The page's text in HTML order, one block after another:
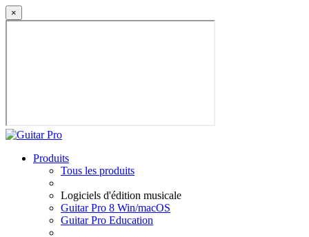
×
Produits
Tous les produits
Logiciels d'édition musicale
Guitar Pro 8 Win/macOS
Guitar Pro Education